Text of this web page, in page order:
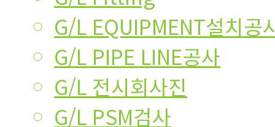
G/L EQUIPMENT설치공
G/L PIPE LINE공사
G/L 전시회사진
G/L PSM검사